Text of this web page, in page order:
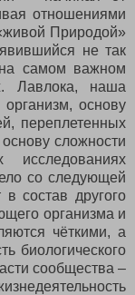
отношениями
Природой»
не так
самом важном
Лавлока, наша
основу
переплетенных
сложности
со следующей
состав другого
организма и
чёткими, а
биологического
сообщества –